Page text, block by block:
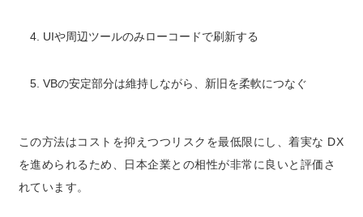
UIや周辺ツールのみローコードで刷新する
VBの安定部分は維持しながら、新旧を柔軟につなぐ
この方法はコストを抑えつつリスクを最低限にし、着実な DX
を進められるため、日本企業との相性が非常に良いと評価さ
れています。